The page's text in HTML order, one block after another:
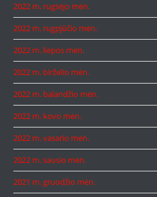
2022 m. rugsėjo mėn.
2022 m. rugpjūčio mėn.
2022 m. liepos mėn.
2022 m. birželio mėn.
2022 m. balandžio mėn.
2022 m. kovo mėn.
2022 m. vasario mėn.
2022 m. sausio mėn.
2021 m. gruodžio mėn.